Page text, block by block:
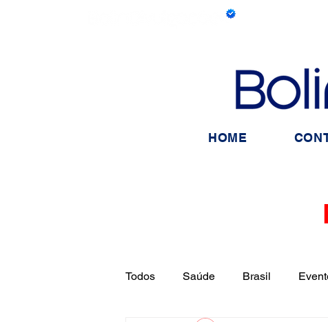
Todos Saúde Brasil
HOME